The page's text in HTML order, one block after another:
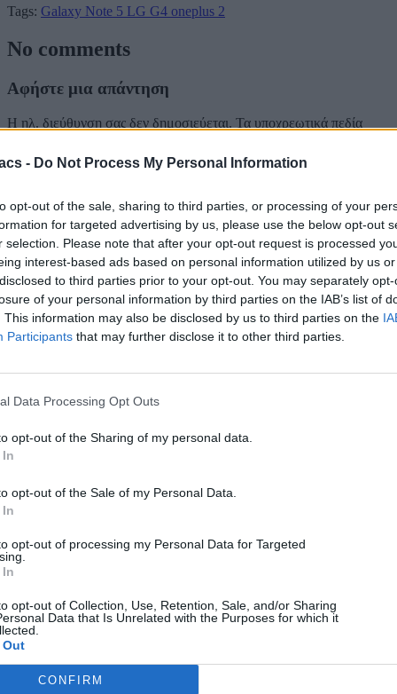
- Do Not Process My Personal Information
opt-out of the sale, sharing to third parties, or processing of your
for targeted advertising by us, please use the below opt-out
selection. Please note that after your opt-out request is processed
interest-based ads based on personal information utilized by us
to third parties prior to your opt-out. You may separately
of your personal information by third parties on the IAB’s list of
This information may also be disclosed by us to third parties on the
Participants that may further disclose it to other third parties.
Data Processing Opt Outs
opt-out of the Sharing of my personal data.
opt-out of the Sale of my Personal Data.
opt-out of processing my Personal Data for Targeted
opt-out of Collection, Use, Retention, Sale, and/or Sharing
Data that Is Unrelated with the Purposes for which it
CONFIRM
Tags: Galaxy Note 5 LG G4 oneplus 2
No comments
Αφήστε μια απάντηση
Η ηλ. διεύθυνση σας δεν δημοσιεύεται. Τα υποχρεωτικά πεδία
Σχόλιο*
Όνομα*
Email*
This site uses Akismet to reduce spam.Learn how your comment
data is processed.
Διαφήμιση
More Stories
More